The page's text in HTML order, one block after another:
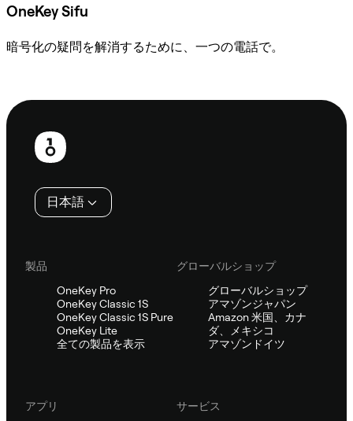
OneKey Sifu
暗号化の疑問を解消するために、一つの電話で。
フ
日本語
製品
OneKey Pro
OneKey Classic 1S
OneKey Classic 1S Pure
OneKey Lite
全ての製品を表示
グローバルショップ
グローバルショップ
アマゾンジャパン
Amazon 米国、カナ
ダ、メキシコ
アマゾンドイツ
アプリ
サービス